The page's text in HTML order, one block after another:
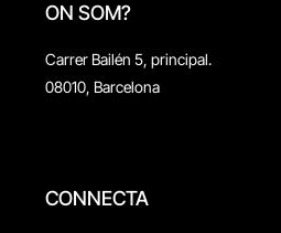
ON SOM?
Carrer Bailén 5, principal.
08010, Barcelona
CONNECTA